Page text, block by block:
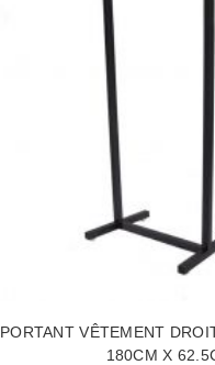
PORTANT VÊTEMENT
180CM X